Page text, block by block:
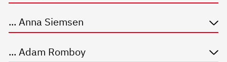
... Anna Siemsen
... Adam Romboy